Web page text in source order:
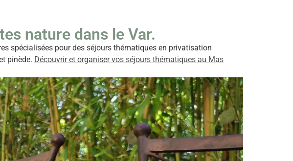
nature dans le Var.
spécialisées pour des séjours thématiques en privatisation
pinède. Découvrir et organiser vos séjours thématiques au Mas